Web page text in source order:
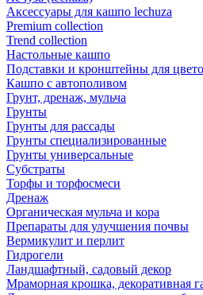
Аксессуары для кашпо lechuza
Premium collection
Trend collection
Настольные кашпо
Подставки и кронштейны для
Кашпо с автополивом
Грунт, дренаж, мульча
Грунты
Грунты для рассады
Грунты специализированные
Грунты универсальные
Субстраты
Торфы и торфосмеси
Дренаж
Органическая мульча и кора
Препараты для улучшения почвы
Вермикулит и перлит
Гидрогели
Ландшафтный, садовый декор
Мраморная крошка, декоративная